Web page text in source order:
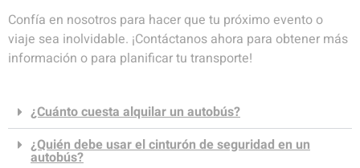
Confía en nosotros para hacer que tu próximo evento o
viaje sea inolvidable. ¡Contáctanos ahora para obtener más
información o para planificar tu transporte!
¿Cuánto cuesta alquilar un autobús?
¿Quién debe usar el cinturón de seguridad en un
autobús?